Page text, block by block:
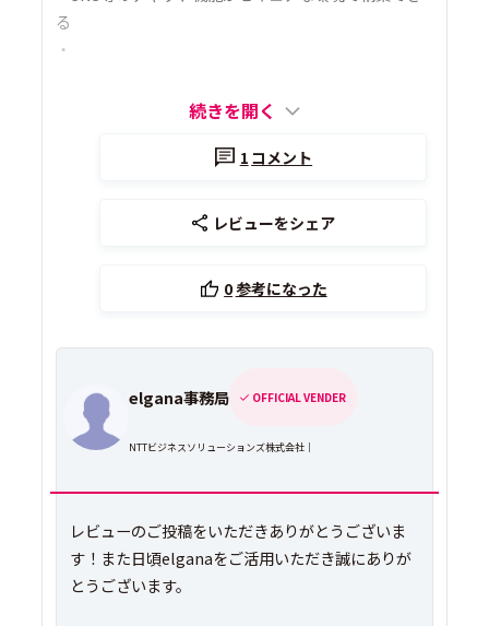
る
・
続きを開く
1 コメント
レビューをシェア
0参考になった
elgana事務局 OFFICIAL VENDER
NTTビジネスソリューションズ株式会社｜
レビューのご投稿をいただきありがとうございま
す！また日頃elganaをご活用いただき誠にありが
とうございます。